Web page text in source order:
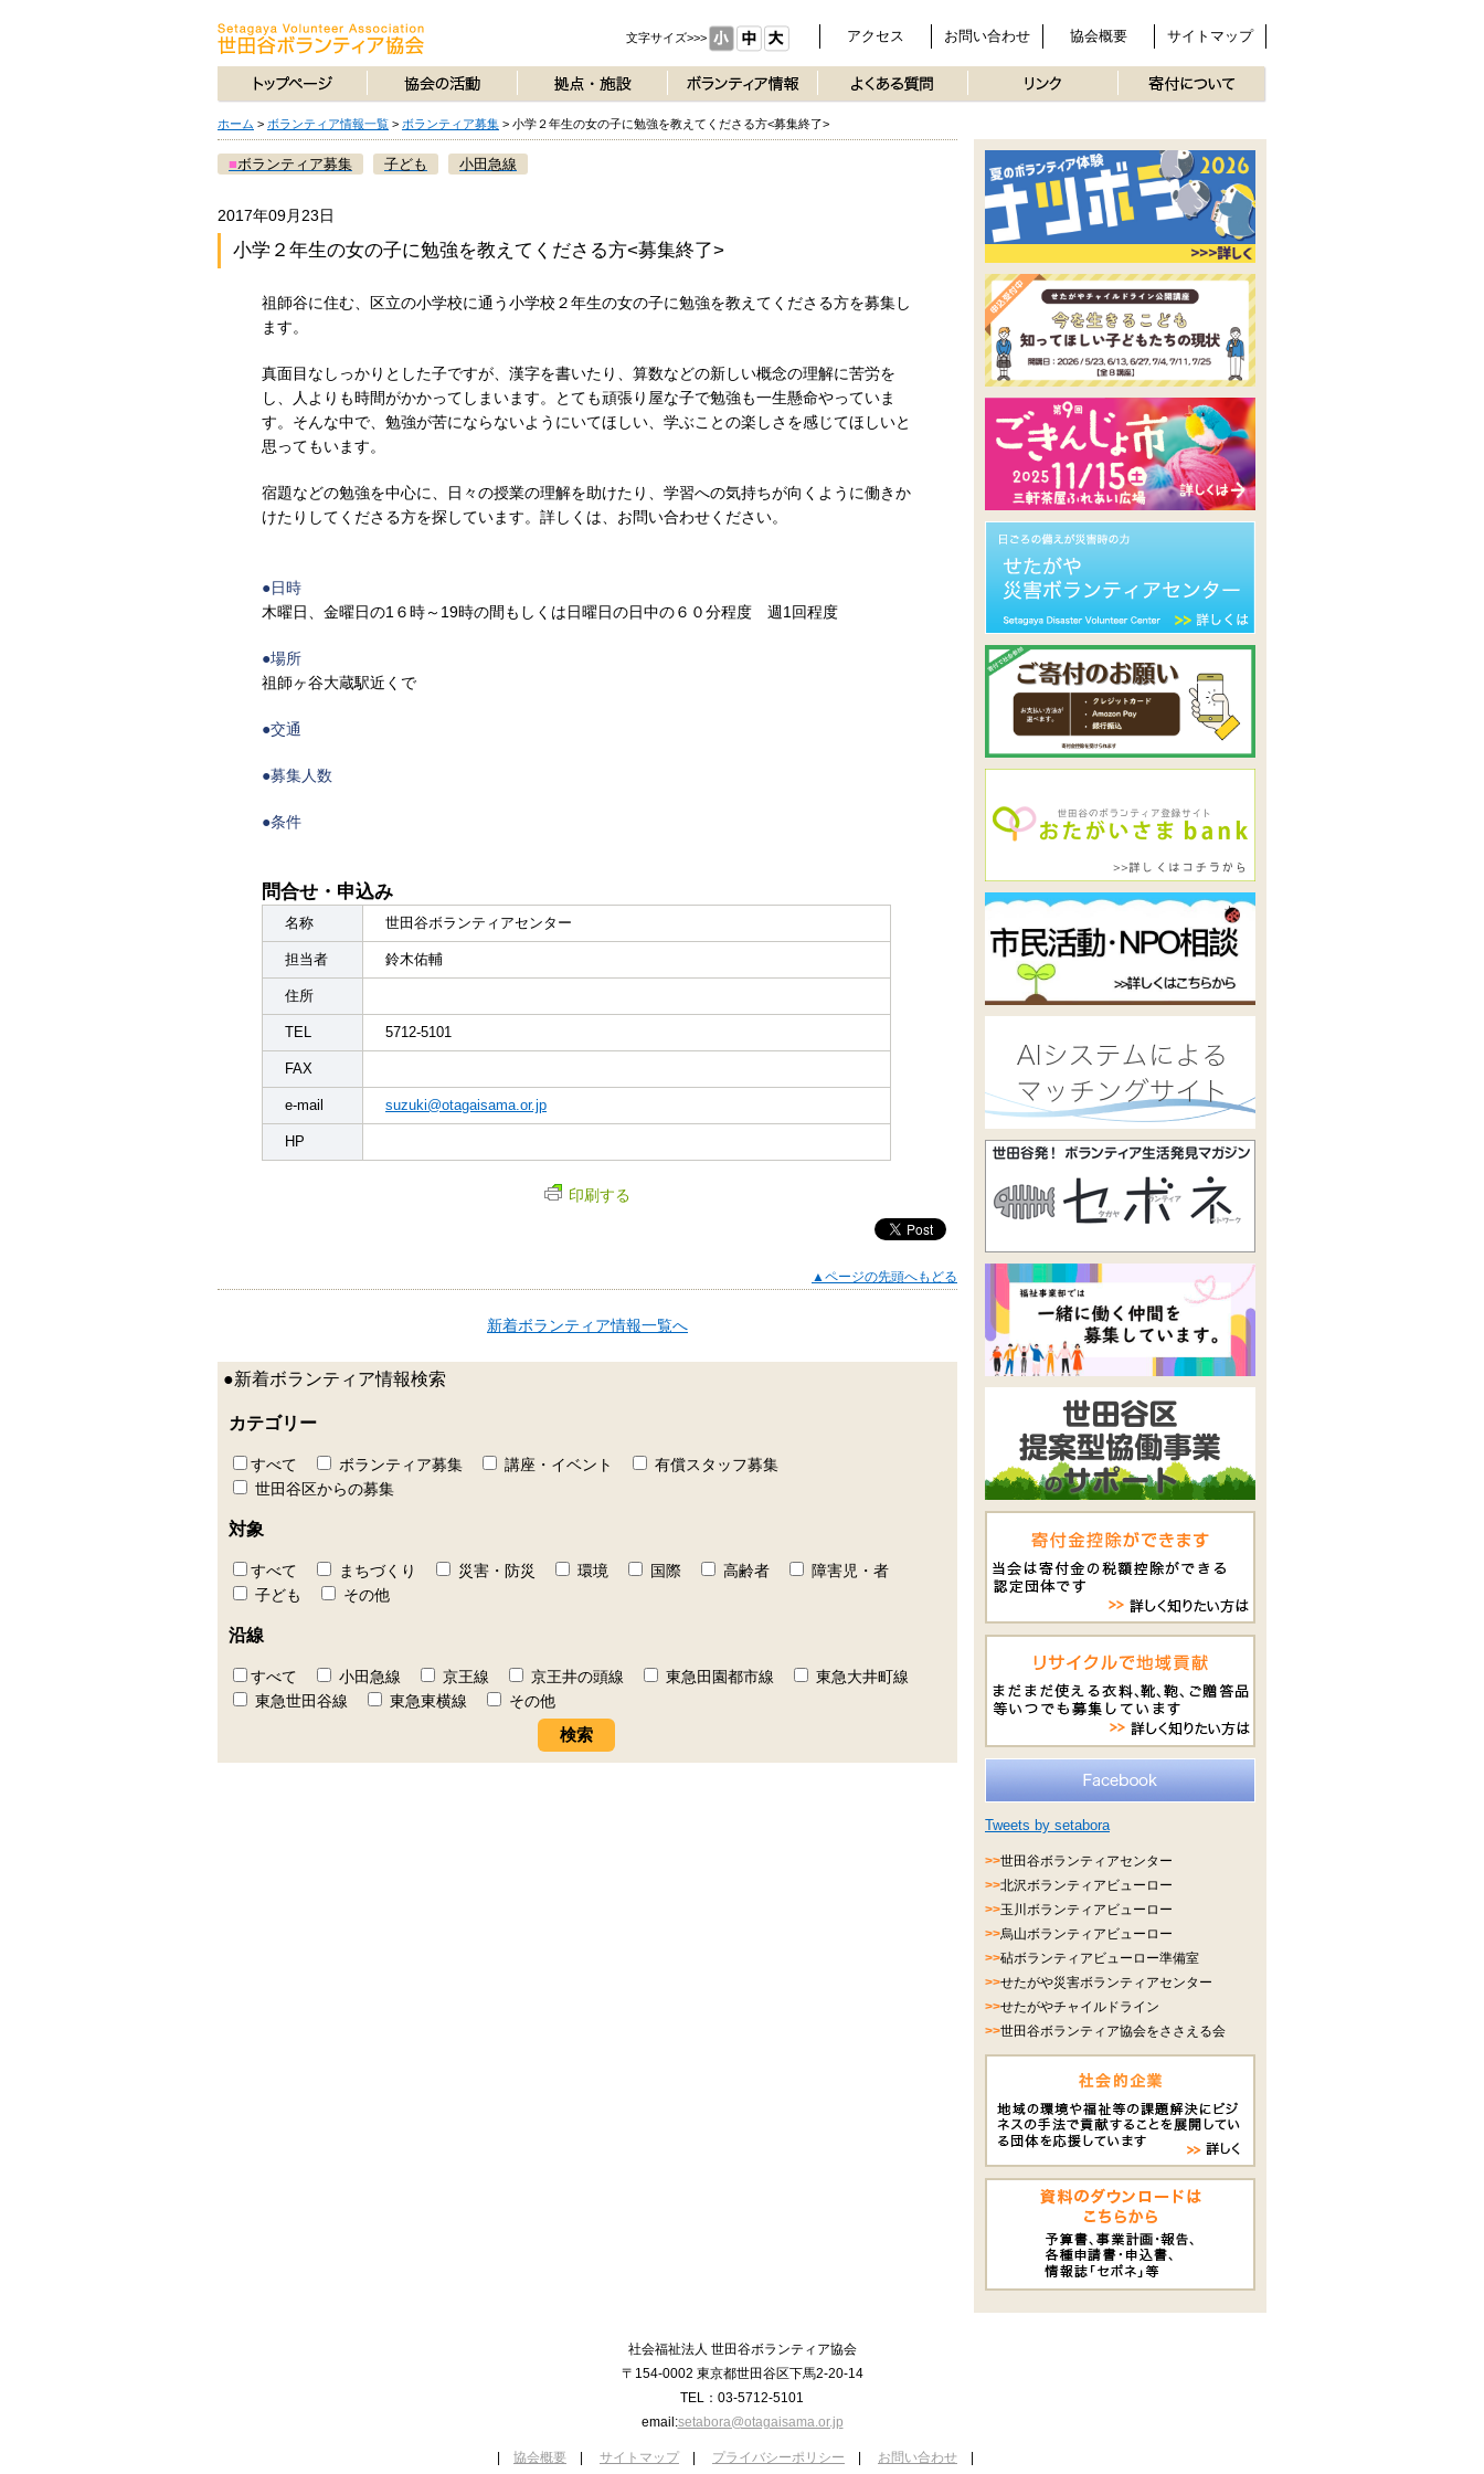
サイトマップ
協会概要
お問い合わせ
アクセス
文字サイズ>>>
ホーム > ボランティア情報一覧 > ボランティア募集 > 小学２年生の女の子に勉強を教えてくださる方<募集終了>
■ボランティア募集 子ども 小田急線
2017年09月23日
小学２年生の女の子に勉強を教えてくださる方<募集終了>
祖師谷に住む、区立の小学校に通う小学校２年生の女の子に勉強を教えてくださる方を募集し
ます。
真面目なしっかりとした子ですが、漢字を書いたり、算数などの新しい概念の理解に苦労を
し、人よりも時間がかかってしまいます。とても頑張り屋な子で勉強も一生懸命やっていま
す。そんな中で、勉強が苦にならないようにいてほしい、学ぶことの楽しさを感じてほしいと
思ってもいます。
宿題などの勉強を中心に、日々の授業の理解を助けたり、学習への気持ちが向くように働きか
けたりしてくださる方を探しています。詳しくは、お問い合わせください。
●日時
木曜日、金曜日の1６時～19時の間もしくは日曜日の日中の６０分程度 週1回程度
●場所
祖師ヶ谷大蔵駅近くで
●交通
●募集人数
●条件
問合せ・申込み
名称 世田谷ボランティアセンター
担当者 鈴木佑輔
住所
TEL 5712-5101
FAX
e-mail suzuki@otagaisama.or.jp
HP
印刷する
▲ページの先頭へもどる
新着ボランティア情報一覧へ
●新着ボランティア情報検索
カテゴリー
すべて ボランティア募集 講座・イベント
有償スタッフ募集
世田谷区からの募集
対象
すべて まちづくり 災害・防災 環境 国際 高齢者
障害児・者
子ども
その他
沿線
すべて 小田急線 京王線 京王井の頭線 東急田園都市線
東急大井町線
東急世田谷線
東急東横線 その他
Tweets by setabora
>>世田谷ボランティアセンター
>>北沢ボランティアビューロー
>>玉川ボランティアビューロー
>>烏山ボランティアビューロー
>>砧ボランティアビューロー準備室
>>せたがや災害ボランティアセンター
>>せたがやチャイルドライン
>>世田谷ボランティア協会をささえる会
社会福祉法人 世田谷ボランティア協会
〒154-0002 東京都世田谷区下馬2-20-14
TEL：03-5712-5101
email:setabora@otagaisama.or.jp
協会概要 サイトマップ プライバシーポリシー お問い合わせ